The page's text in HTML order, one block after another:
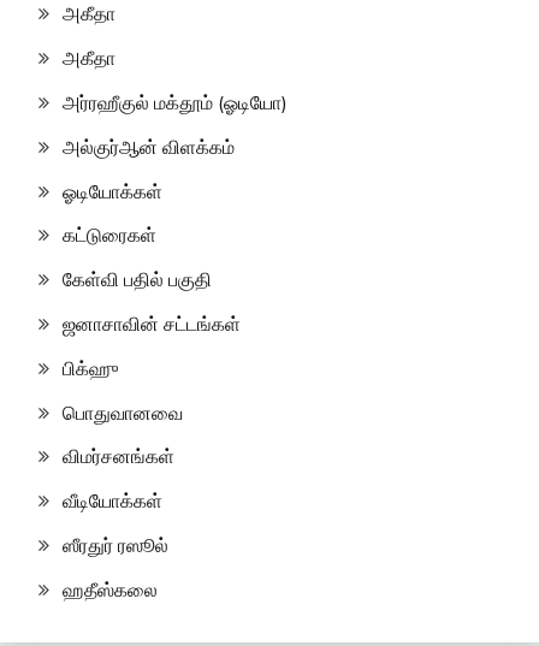
அகீதா
அகீதா
அர்ரஹீகுல் மக்தூம் (ஓடியோ)
அல்குர்ஆன் விளக்கம்
ஓடியோக்கள்
கட்டுரைகள்
கேள்வி பதில் பகுதி
ஜனாசாவின் சட்டங்கள்
பிக்ஹு
பொதுவானவை
விமர்சனங்கள்
வீடியோக்கள்
ஸீரதுர் ரஸூல்
ஹதீஸ்கலை